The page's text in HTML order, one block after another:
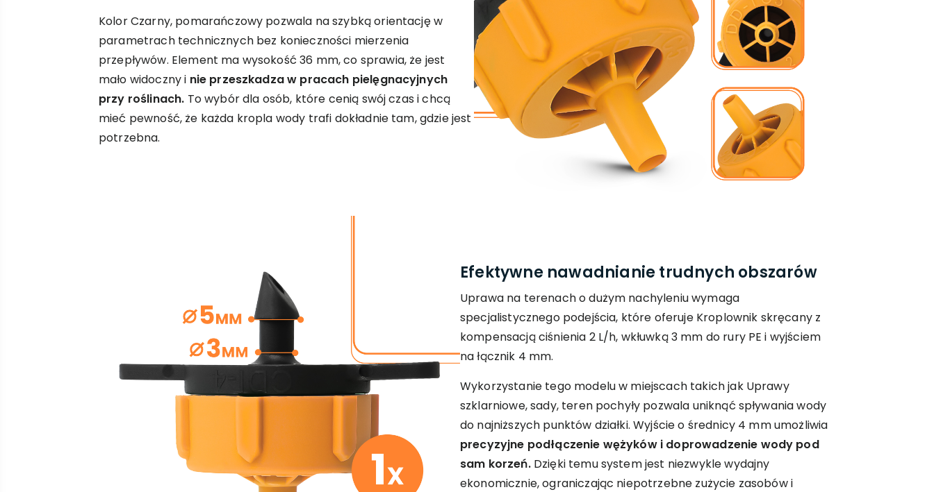
Kolor Czarny, pomarańczowy pozwala na szybką orientację w
parametrach technicznych bez konieczności mierzenia
przepływów. Element ma wysokość 36 mm, co sprawia, że jest
mało widoczny i nie przeszkadza w pracach pielęgnacyjnych
przy roślinach. To wybór dla osób, które cenią swój czas i chcą
mieć pewność, że każda kropla wody trafi dokładnie tam, gdzie jest
potrzebna.
Efektywne nawadnianie trudnych obszarów
Uprawa na terenach o dużym nachyleniu wymaga
specjalistycznego podejścia, które oferuje Kroplownik skręcany z
kompensacją ciśnienia 2 L/h, wkłuwką 3 mm do rury PE i wyjściem
na łącznik 4 mm.
Wykorzystanie tego modelu w miejscach takich jak Uprawy
szklarniowe, sady, teren pochyły pozwala uniknąć spływania wody
do najniższych punktów działki. Wyjście o średnicy 4 mm umożliwia
precyzyjne podłączenie wężyków i doprowadzenie wody pod
sam korzeń.Dzięki temu system jest niezwykle wydajny
ekonomicznie, ograniczając niepotrzebne zużycie zasobów i